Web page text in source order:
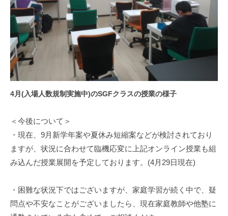
4月(入場人数規制実施中)のSGFクラスの授業の様子
＜今後について＞
・現在、9月新学年案や夏休み短縮案などが検討されており
ますが、状況に合わせて臨機応変に上記オンライン授業も組
み込んだ授業展開を予定しております。(4月29日現在)
・困難な状況下ではございますが、家庭学習が続く中で、疑
問点や不安なことがございましたら、現在家庭教師や他塾に